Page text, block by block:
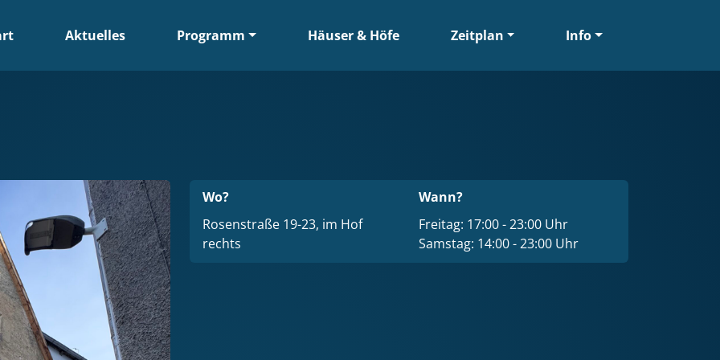
Aktuelles Programm Häuser & Höfe Zeitplan Info
Wo?
Rosenstraße 19-23, im Hof
rechts
Wann?
Freitag: 17:00 - 23:00 Uhr
Samstag: 14:00 - 23:00 Uhr